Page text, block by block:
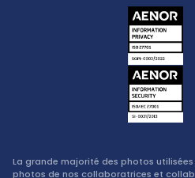
La grande majorité des photos
photos de nos collaboratrices et